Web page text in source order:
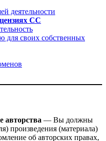
деятельности
CC
для своих собственных
авторства — Вы должны
произведения (материала)
об авторских правах,